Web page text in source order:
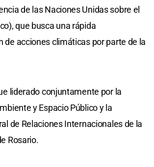
de las Naciones Unidas sobre el
que busca una rápida
de acciones climáticas por parte de la
liderado conjuntamente por la
y Espacio Público y la
de Relaciones Internacionales de la
Rosario.